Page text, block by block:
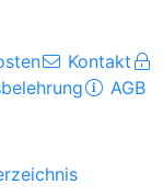
Kontakt
AGB